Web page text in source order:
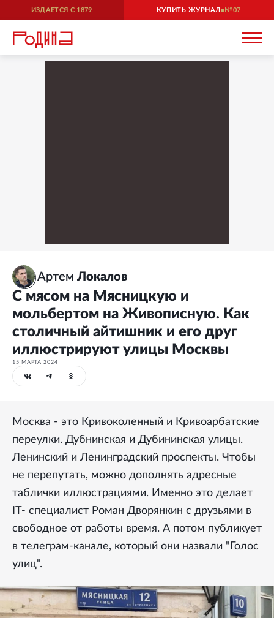
ИЗДАЕТСЯ С 1879 КУПИТЬ ЖУРНАЛ 07
Артем Локалов
С мясом на Мясницкую и
мольбертом на Живописную. Как
столичный айтишник и его друг
иллюстрируют улицы Москвы
15 МАРТА 2024
Москва - это Кривоколенный и Кривоарбатские
переулки. Дубнинская и Дубининская улицы.
Ленинский и Ленинградский проспекты. Чтобы
не перепутать, можно дополнять адресные
таблички иллюстрациями. Именно это делает
IT- специалист Роман Дворянкин с друзьями в
свободное от работы время. А потом публикует
в телеграм-канале, который они назвали "Голос
улиц".